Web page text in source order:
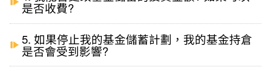
是否收費?
5. 如果停止我的基金儲蓄計劃，我的基金持倉
是否會受到影響?